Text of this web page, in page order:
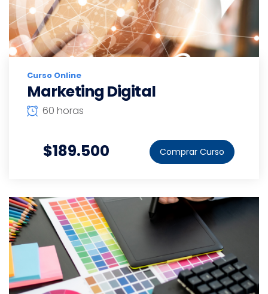
Curso Online
Marketing Digital
60 horas
$189.500 Comprar Curso